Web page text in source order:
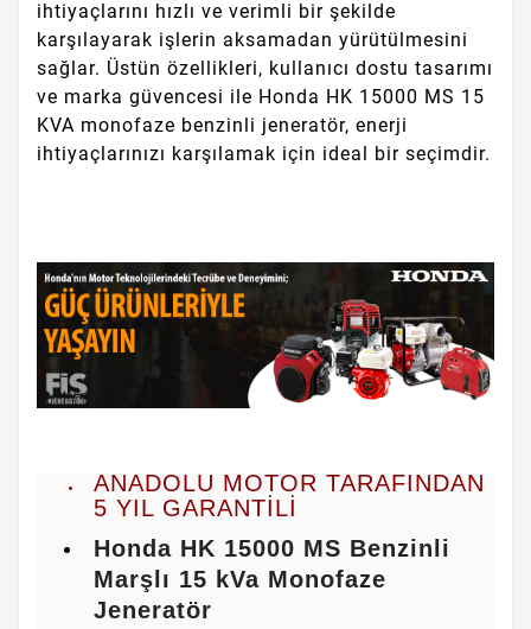
ihtiyaçlarını hızlı ve verimli bir şekilde
karşılayarak işlerin aksamadan yürütülmesini
sağlar. Üstün özellikleri, kullanıcı dostu tasarımı
ve marka güvencesi ile Honda HK 15000 MS 15
KVA monofaze benzinli jeneratör, enerji
ihtiyaçlarınızı karşılamak için ideal bir seçimdir.
ANADOLU MOTOR TARAFINDAN
5 YIL GARANTİLİ
Honda HK 15000 MS Benzinli
Marşlı 15 kVa Monofaze
Jeneratör